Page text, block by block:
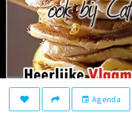
Drinken
Slapen
Recreatief
Winkels
Winkelgebiedenevent Agenda